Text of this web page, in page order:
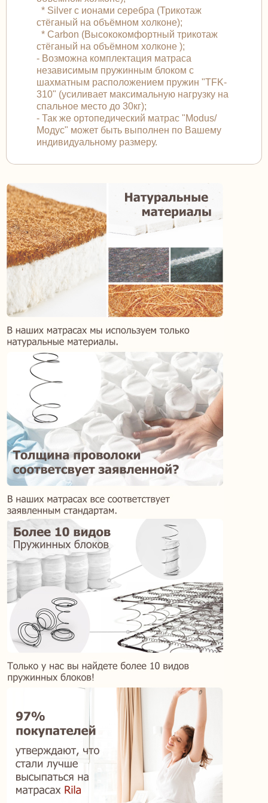
* Silver с ионами серебра (Трикотаж
стёганый на объёмном холконе);
* Carbon (Высококомфортный трикотаж
стёганый на объёмном холконе );
- Возможна комплектация матраса
независимым пружинным блоком с
шахматным расположением пружин "TFK-
310" (усиливает максимальную нагрузку на
спальное место до 30кг);
- Так же ортопедический матрас "Modus/
Модус" может быть выполнен по Вашему
индивидуальному размеру.